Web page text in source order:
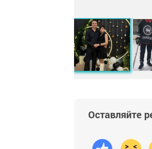
Оставляйте